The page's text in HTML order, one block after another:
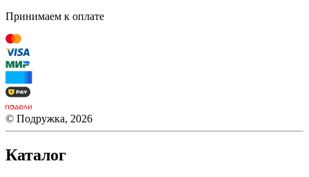
Принимаем к оплате
© Подружка, 2026
Каталог